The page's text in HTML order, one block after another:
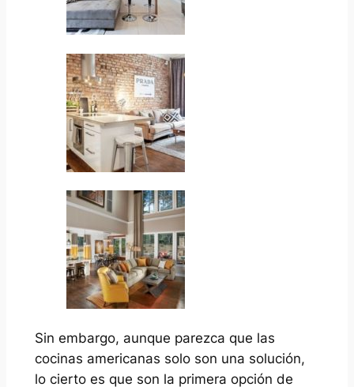
Sin embargo, aunque parezca que las
cocinas americanas solo son una solución,
lo cierto es que son la primera opción de